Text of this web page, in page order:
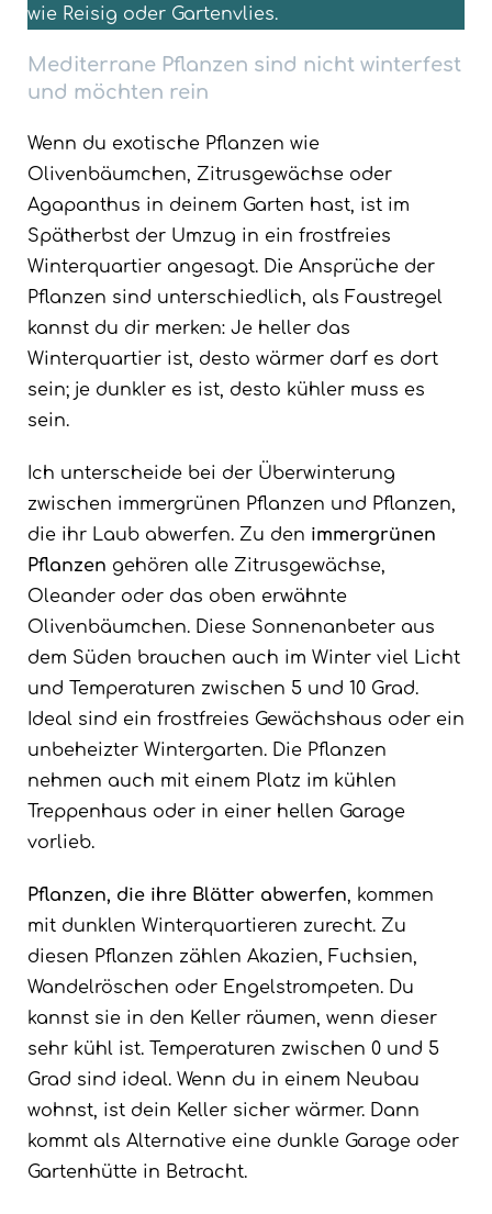
wie Reisig oder Gartenvlies.
Mediterrane Pflanzen sind nicht winterfest
und möchten rein
Wenn du exotische Pflanzen wie
Olivenbäumchen, Zitrusgewächse oder
Agapanthus in deinem Garten hast, ist im
Spätherbst der Umzug in ein frostfreies
Winterquartier angesagt. Die Ansprüche der
Pflanzen sind unterschiedlich, als Faustregel
kannst du dir merken: Je heller das
Winterquartier ist, desto wärmer darf es dort
sein; je dunkler es ist, desto kühler muss es
sein.
Ich unterscheide bei der Überwinterung
zwischen immergrünen Pflanzen und Pflanzen,
die ihr Laub abwerfen. Zu den immergrünen
Pflanzen gehören alle Zitrusgewächse,
Oleander oder das oben erwähnte
Olivenbäumchen. Diese Sonnenanbeter aus
dem Süden brauchen auch im Winter viel Licht
und Temperaturen zwischen 5 und 10 Grad.
Ideal sind ein frostfreies Gewächshaus oder ein
unbeheizter Wintergarten. Die Pflanzen
nehmen auch mit einem Platz im kühlen
Treppenhaus oder in einer hellen Garage
vorlieb.
Pflanzen, die ihre Blätter abwerfen, kommen
mit dunklen Winterquartieren zurecht. Zu
diesen Pflanzen zählen Akazien, Fuchsien,
Wandelröschen oder Engelstrompeten. Du
kannst sie in den Keller räumen, wenn dieser
sehr kühl ist. Temperaturen zwischen 0 und 5
Grad sind ideal. Wenn du in einem Neubau
wohnst, ist dein Keller sicher wärmer. Dann
kommt als Alternative eine dunkle Garage oder
Gartenhütte in Betracht.